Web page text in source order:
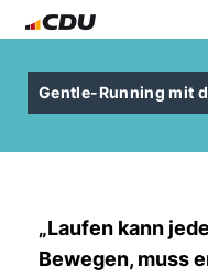
Gentle-Running mit
Laufen kann
Bewegen, muss